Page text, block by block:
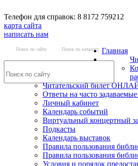
Телефон для справок: 8 8172 759212
карта сайта
написать нам
Поиск по сайту Поиск по каталогу Главная
Читательский билет
Ответы на часто
Личный кабинет
Календарь событий
Виртуальный концертный
Подкасты
Календарь выставок
Правила пользования
Правила пользования
Условия и порядок